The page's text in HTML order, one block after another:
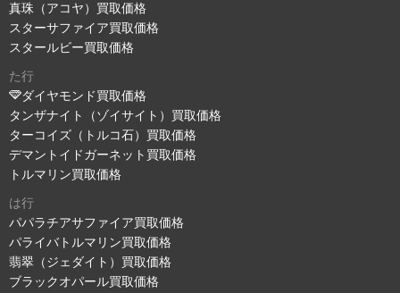
真珠（アコヤ）買取価格
スターサファイア買取価格
スタールビー買取価格
た行
ダイヤモンド買取価格
タンザナイト（ゾイサイト）買取価格
ターコイズ（トルコ石）買取価格
デマントイドガーネット買取価格
トルマリン買取価格
は行
パパラチアサファイア買取価格
パライバトルマリン買取価格
翡翠（ジェダイト）買取価格
ブラックオパール買取価格